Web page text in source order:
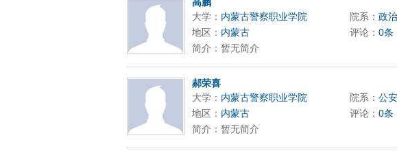
大学： 内蒙古警察职业学院 院系： 政
地区： 内蒙古 评论： 0条
简介：暂无简介
郝荣喜
大学： 内蒙古警察职业学院 院系： 公
地区： 内蒙古 评论： 0条
简介：暂无简介